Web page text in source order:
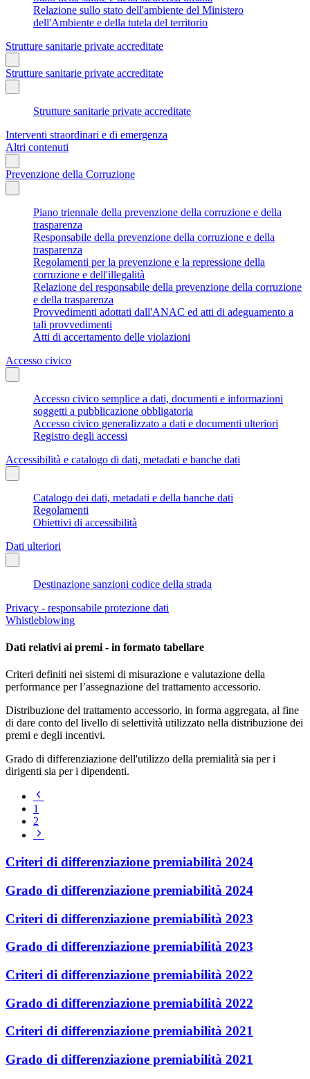
Relazione sullo stato dell'ambiente del Ministero
dell'Ambiente e della tutela del territorio
Strutture sanitarie private accreditate
Strutture sanitarie private accreditate
Strutture sanitarie private accreditate
Interventi straordinari e di emergenza
Altri contenuti
Prevenzione della Corruzione
Piano triennale della prevenzione della corruzione e della
trasparenza
Responsabile della prevenzione della corruzione e della
trasparenza
Regolamenti per la prevenzione e la repressione della
corruzione e dell'illegalità
Relazione del responsabile della prevenzione della corruzione
e della trasparenza
Provvedimenti adottati dall'ANAC ed atti di adeguamento a
tali provvedimenti
Atti di accertamento delle violazioni
Accesso civico
Accesso civico semplice a dati, documenti e informazioni
soggetti a pubblicazione obbligatoria
Accesso civico generalizzato a dati e documenti ulteriori
Registro degli accessi
Accessibilità e catalogo di dati, metadati e banche dati
Catalogo dei dati, metadati e della banche dati
Regolamenti
Obiettivi di accessibilità
Dati ulteriori
Destinazione sanzioni codice della strada
Privacy - responsabile protezione dati
Whistleblowing
Dati relativi ai premi - in formato tabellare
Criteri definiti nei sistemi di misurazione e valutazione della
performance per l’assegnazione del trattamento accessorio.
Distribuzione del trattamento accessorio, in forma aggregata, al fine
di dare conto del livello di selettività utilizzato nella distribuzione dei
premi e degli incentivi.
Grado di differenziazione dell'utilizzo della premialità sia per i
dirigenti sia per i dipendenti.
1
2
Criteri di differenziazione premiabilità 2024
Grado di differenziazione premiabilità 2024
Criteri di differenziazione premiabilità 2023
Grado di differenziazione premiabilità 2023
Criteri di differenziazione premiabilità 2022
Grado di differenziazione premiabilità 2022
Criteri di differenziazione premiabilità 2021
Grado di differenziazione premiabilità 2021